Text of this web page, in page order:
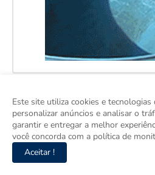
Este site utiliza cookies e
personalizar anúncios e analisar o
garantir e entregar a melhor
você concorda com a política de
Aceitar !